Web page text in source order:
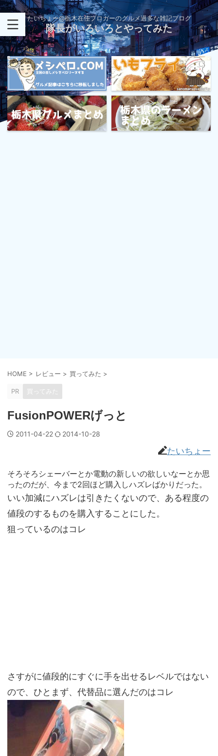
たいちょー@栃木在住ブロガーのグルメ過多な雑記ブログ
隊長がいろいろとやってみた
HOME > レビュー > 買ってみた >
PR 買ってみた
FusionPOWERげっと
2011-04-22 2014-10-28
たいちょー
そろそろシェーバーとか電動の新しいの欲しいなーとか思
ったのだが、今まで2回ほど購入しハズレばかりだった。
いい加減にハズレは引きたくないので、ある程度の
値段のするものを購入することにした。
狙っているのはコレ
さすがに値段的にすぐに手を出せるレベルではない
ので、ひとまず、代替品に選んだのはコレ